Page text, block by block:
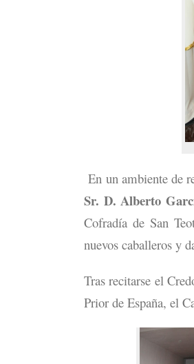
En un ambiente de
Sr. D. Alberto
Cofradía de San
nuevos caballeros y
Tras recitarse el
Prior de España, el